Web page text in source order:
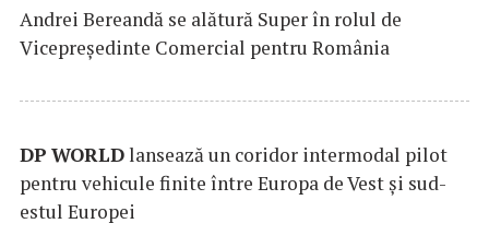
Andrei Bereandă se alătură Super în rolul de
Vicepreședinte Comercial pentru România
DP WORLDlansează un coridor intermodal pilot
pentru vehicule finite între Europa de Vest și sud-
estul Europei